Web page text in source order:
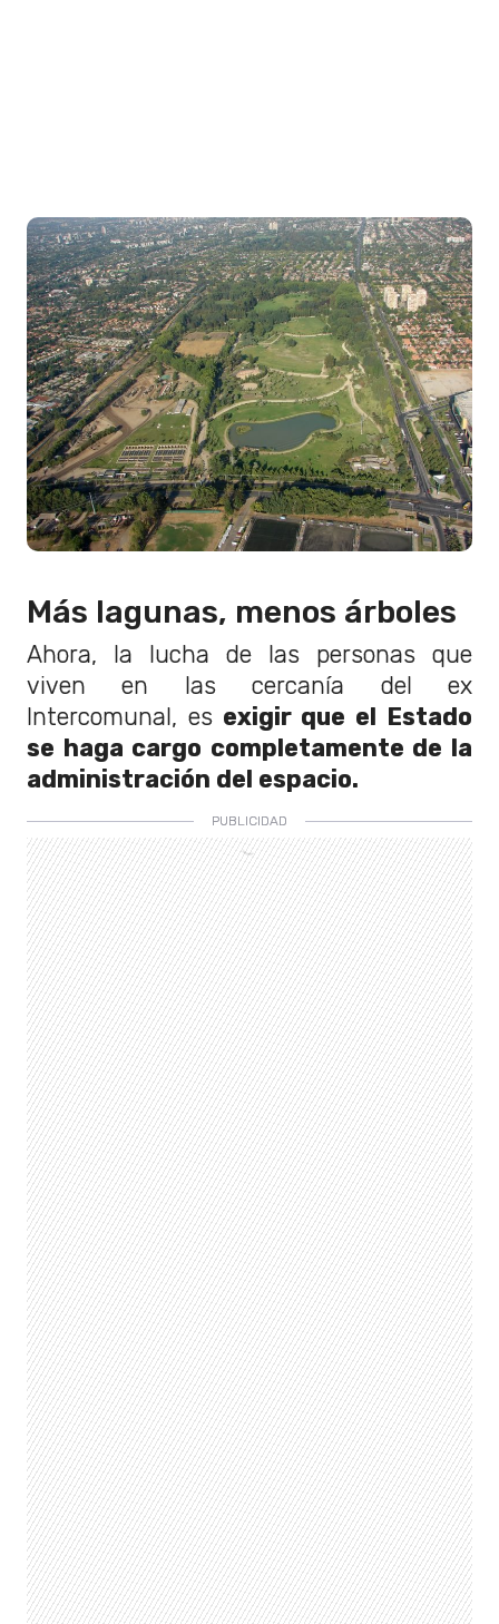
Más lagunas, menos árboles
Ahora, la lucha de las personas que
viven en las cercanía del ex
Intercomunal, esexigir que el Estado
se haga cargo completamente de la
administración del espacio.